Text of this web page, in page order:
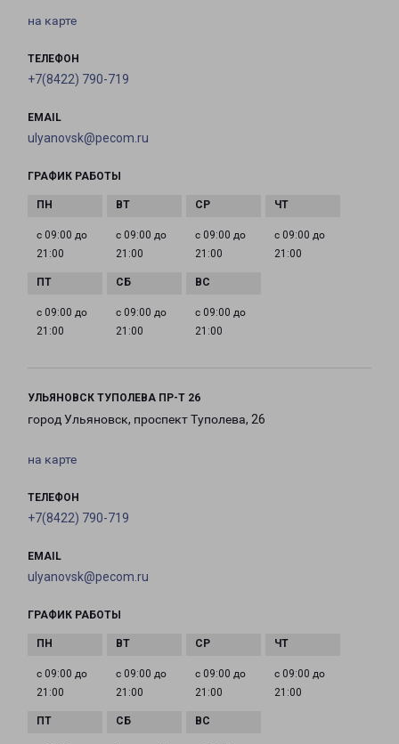
на карте
ТЕЛЕФОН
+7(8422) 790-719
EMAIL
ulyanovsk@pecom.ru
ГРАФИК РАБОТЫ
с 09:00 до
21:00
с 09:00 до
21:00
с 09:00 до
21:00
с 09:00 до
21:00
с 09:00 до
21:00
с 09:00 до
21:00
с 09:00 до
21:00
УЛЬЯНОВСК ТУПОЛЕВА ПР-Т 26
город Ульяновск, проспект Туполева, 26
на карте
ТЕЛЕФОН
+7(8422) 790-719
EMAIL
ulyanovsk@pecom.ru
ГРАФИК РАБОТЫ
с 09:00 до
21:00
с 09:00 до
21:00
с 09:00 до
21:00
с 09:00 до
21:00